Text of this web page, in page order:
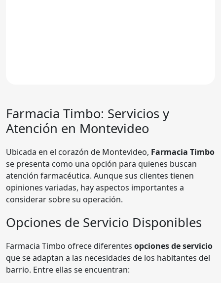
Farmacia Timbo: Servicios y
Atención en Montevideo
Ubicada en el corazón de Montevideo, Farmacia Timbo
se presenta como una opción para quienes buscan
atención farmacéutica. Aunque sus clientes tienen
opiniones variadas, hay aspectos importantes a
considerar sobre su operación.
Opciones de Servicio Disponibles
Farmacia Timbo ofrece diferentes opciones de servicio
que se adaptan a las necesidades de los habitantes del
barrio. Entre ellas se encuentran: